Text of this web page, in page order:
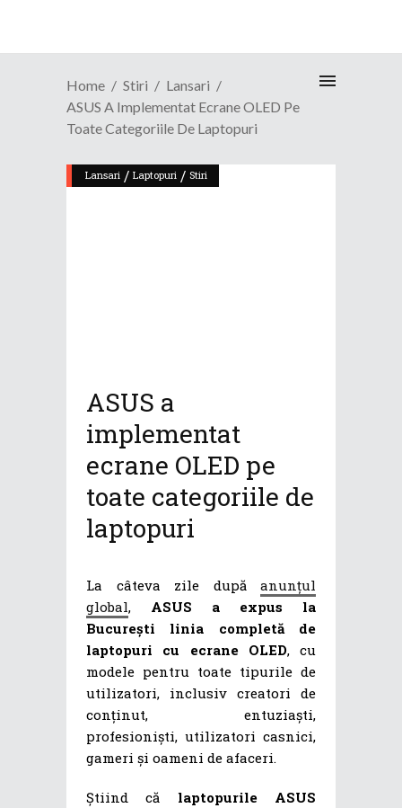
Home Stiri
Lansari
ASUS A Implementat Ecrane OLED Pe
Toate Categoriile De Laptopuri
Lansari / Laptopuri / Stiri
ASUS a
implementat
ecrane OLED pe
toate categoriile de
laptopuri
La câteva zile după anunțul
global, ASUS a expus la
București linia completă de
laptopuri cu ecrane OLED, cu
modele pentru toate tipurile de
utilizatori, inclusiv creatori de
conținut, entuziaști,
profesioniști, utilizatori casnici,
gameri și oameni de afaceri.
Știind că laptopurile ASUS